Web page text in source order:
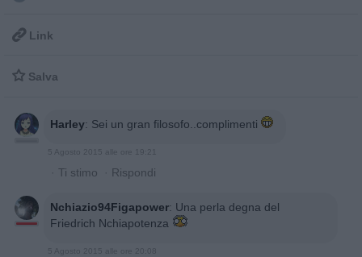
 Link
 Salva
Harley: Sei un gran filosofo..complimenti
5 Agosto 2015 alle ore 19:21
· Ti stimo · Rispondi
Nchiazio94Figapower: Una perla degna del
Friedrich Nchiapotenza
5 Agosto 2015 alle ore 20:08